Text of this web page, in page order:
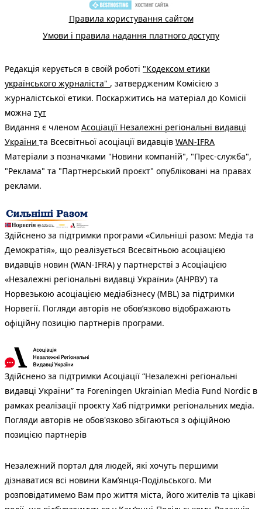
Правила користування сайтом
Умови і правила надання платного доступу
Редакція керується в своїй роботі "Кодексом етики
українського журналіста" , затвердженим Комісією з
журналістської етики. Поскаржитись на матеріал до Комісії
можна тут
Видання є членом Асоціації Незалежні регіональні видавці
України та Всесвітньої асоціації видавців WAN-IFRA
Матеріали з позначками "Новини компаній", "Прес-служба",
"Реклама" та "Партнерський проєкт" опубліковані на правах
реклами.
Здійснено за підтримки програми «Сильніші разом: Медіа та
Демократія», що реалізується Всесвітньою асоціацією
видавців новин (WAN-IFRA) у партнерстві з Асоціацією
«Незалежні регіональні видавці України» (АНРВУ) та
Норвезькою асоціацією медіабізнесу (MBL) за підтримки
Норвегії. Погляди авторів не обов’язково відображають
офіційну позицію партнерів програми.
Здійснено за підтримки Асоціації “Незалежні регіональні
видавці України” та Foreningen Ukrainian Media Fund Nordic в
рамках реалізації проєкту Хаб підтримки регіональних медіа.
Погляди авторів не обов'язково збігаються з офіційною
позицією партнерів
Незалежний портал для людей, які хочуть першими
дізнаватися всі новини Кам’янця-Подільського. Ми
розповідатимемо Вам про життя міста, його жителів та цікаві